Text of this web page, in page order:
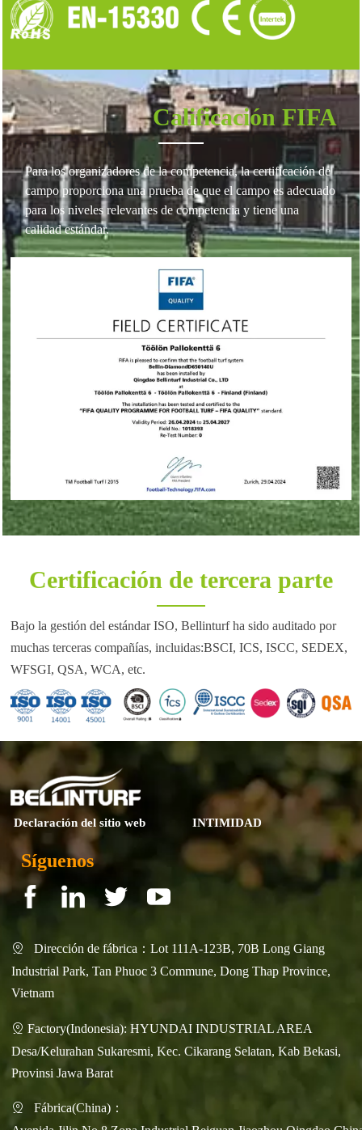
Calificación FIFA
Para los organizadores de la competencia, la certificación de
campo proporciona una prueba de que el campo es adecuado
para los niveles relevantes de competencia y tiene una
calidad estándar.
Certificación de tercera parte
Bajo la gestión del estándar ISO, Bellinturf ha sido auditado por
muchas terceras compañías, incluidas:BSCI, ICS, ISCC, SEDEX,
WFSGI, QSA, WCA, etc.
Declaración del sitio web INTIMIDAD
Síguenos

Dirección de fábrica：Lot 111A-123B, 70B Long Giang
Industrial Park, Tan Phuoc 3 Commune, Dong Thap Province,
Vietnam
 Factory(Indonesia): HYUNDAI INDUSTRIAL AREA
Desa/Kelurahan Sukaresmi, Kec. Cikarang Selatan, Kab Bekasi,
Provinsi Jawa Barat

Fábrica(China)：